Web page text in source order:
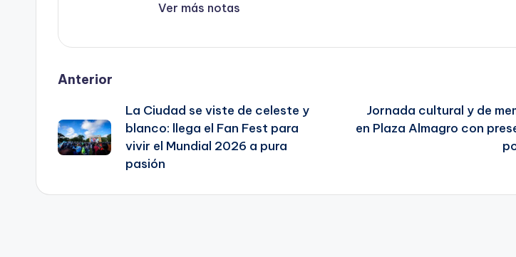
Ver más notas
Post
navigation
Anterior
La Ciudad se viste de celeste y
blanco: llega el Fan Fest para
vivir el Mundial 2026 a pura
pasión
Jornada cultural y de
en Plaza Almagro con